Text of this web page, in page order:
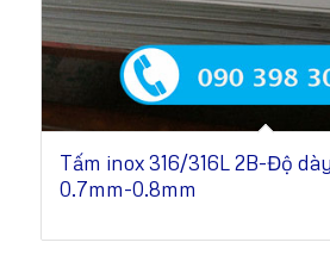
Tấm inox 316/316L 2B-Độ
0.7mm-0.8mm